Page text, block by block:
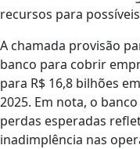
recursos para
A chamada provisão
banco para cobrir
para R$ 16,8 bilhões
2025. Em nota, o
perdas esperadas
inadimplência nas